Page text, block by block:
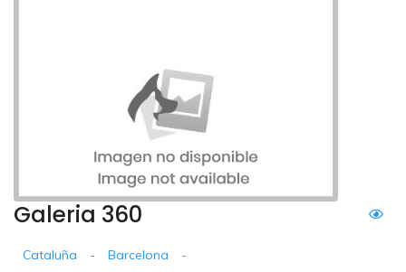
Galeria 360
Cataluña - Barcelona -